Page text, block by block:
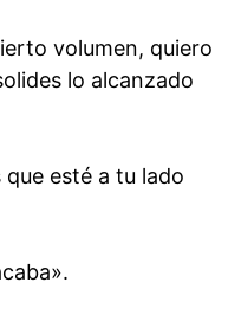
volumen, quiero
lo alcanzado
que esté a tu lado